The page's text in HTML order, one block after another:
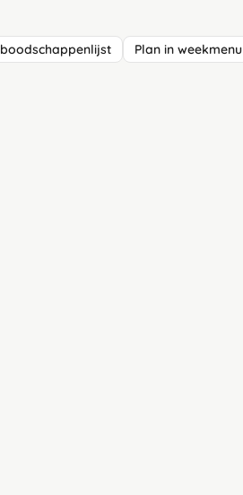
Plan in weekmenu